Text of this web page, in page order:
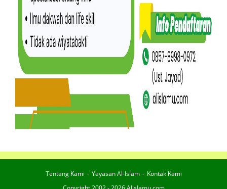
Tentang Kami Yayasan Al-Islam
Kontak Kami